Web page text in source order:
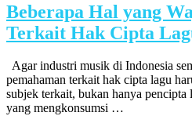
Beberapa Hal yang
Terkait Hak Cipta
Agar industri musik di Indonesia
pemahaman terkait hak cipta lagu
subjek terkait, bukan hanya
yang mengkonsumsi …